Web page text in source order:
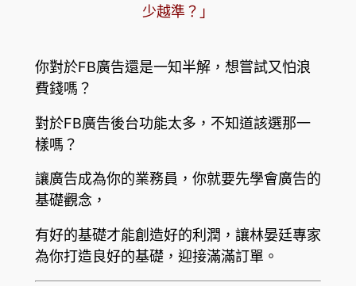
少越準？」
你對於FB廣告還是一知半解，想嘗試又怕浪
費錢嗎？
對於FB廣告後台功能太多，不知道該選那一
樣嗎？
讓廣告成為你的業務員，你就要先學會廣告的
基礎觀念，
有好的基礎才能創造好的利潤，讓林晏廷專家
為你打造良好的基礎，迎接滿滿訂單。